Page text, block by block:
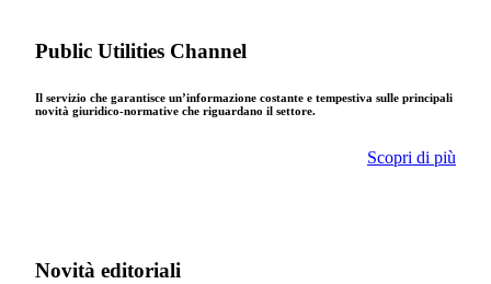
Public Utilities Channel
Il servizio che garantisce un’informazione costante e tempestiva sulle principali
novità giuridico-normative che riguardano il settore.
Scopri di più
Novità editoriali